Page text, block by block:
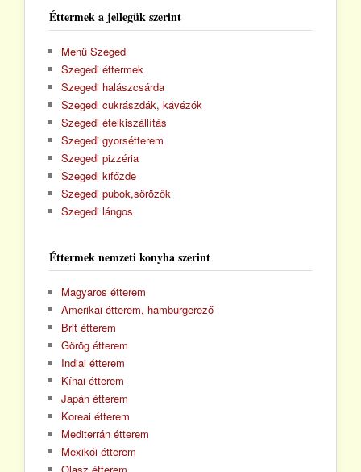
Éttermek a jellegük szerint
Menü Szeged
Szegedi éttermek
Szegedi halászcsárda
Szegedi cukrászdák, kávézók
Szegedi ételkiszállítás
Szegedi gyorsétterem
Szegedi pizzéria
Szegedi kifőzde
Szegedi pubok,sörözők
Szegedi lángos
Éttermek nemzeti konyha szerint
Magyaros étterem
Amerikai étterem, hamburgerező
Brit étterem
Görög étterem
Indiai étterem
Kínai étterem
Japán étterem
Koreai étterem
Mediterrán étterem
Mexikói étterem